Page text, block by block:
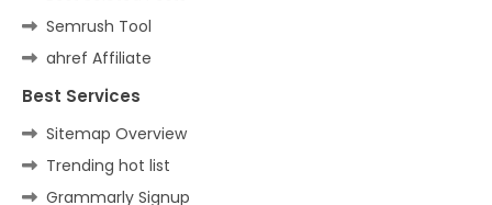
Semrush Tool
ahref Affiliate
Best Services
Sitemap Overview
Trending hot list
Grammarly Signup